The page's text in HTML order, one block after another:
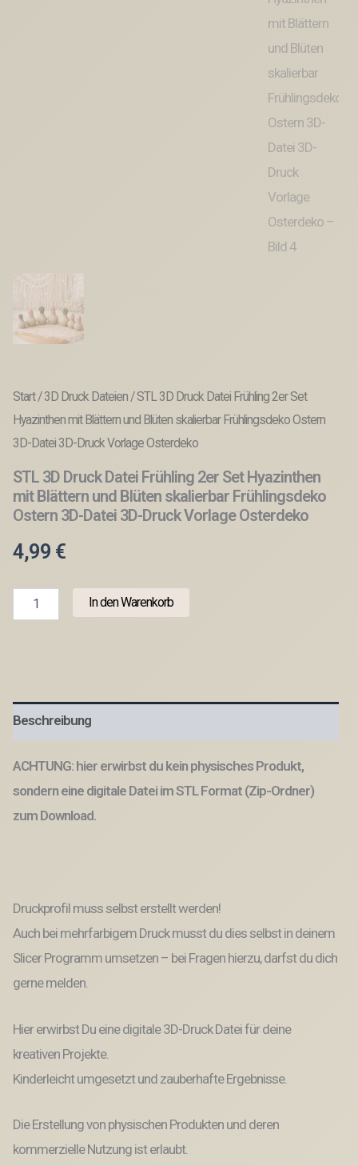
Start/3D Druck Dateien/ STL 3D Druck Datei Frühling 2er Set
Hyazinthen mit Blättern und Blüten skalierbar Frühlingsdeko Ostern
3D-Datei 3D-Druck Vorlage Osterdeko
STL 3D Druck Datei Frühling 2er Set Hyazinthen
mit Blättern und Blüten skalierbar Frühlingsdeko
Ostern 3D-Datei 3D-Druck Vorlage Osterdeko
4,99 €
Hyazinthen
mit
Blättern
Blüten
skalierbar
Ostern
Osterdeko
Menge
In den Warenkorb
Beschreibung
ACHTUNG: hier erwirbst du kein physisches Produkt,
sondern eine digitale Datei im STL Format (Zip-Ordner)
zum Download.
Druckprofil muss selbst erstellt werden!
Auch bei mehrfarbigem Druck musst du dies selbst in deinem
Slicer Programm umsetzen – bei Fragen hierzu, darfst du dich
gerne melden.
Hier erwirbst Du eine digitale 3D-Druck Datei für deine
kreativen Projekte.
Kinderleicht umgesetzt und zauberhafte Ergebnisse.
Die Erstellung von physischen Produkten und deren
kommerzielle Nutzung ist erlaubt.